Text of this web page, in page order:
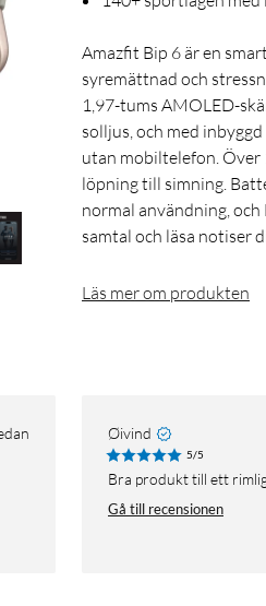
Amazfit Bip 6 är en
syremättnad och
1,97-tums AMOLED-
solljus, och med
utan mobiltelefon.
löpning till simning.
normal användning,
samtal och läsa notiser
Läs mer om produkten
Øivind
5/5
Bra produkt till ett
Gå till recensionen